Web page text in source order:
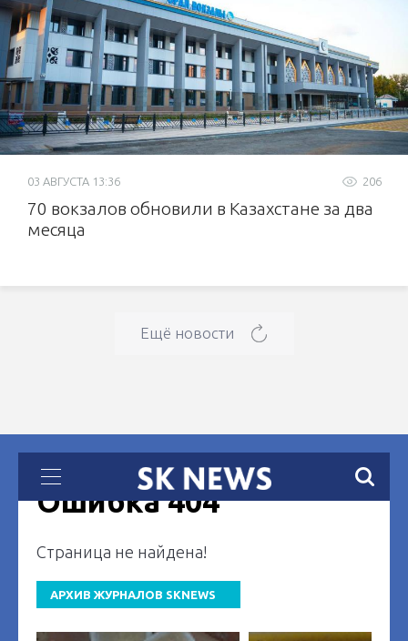
206
03 АВГУСТА 13:36
70 вокзалов обновили в Казахстане за два
месяца
Ещё новости